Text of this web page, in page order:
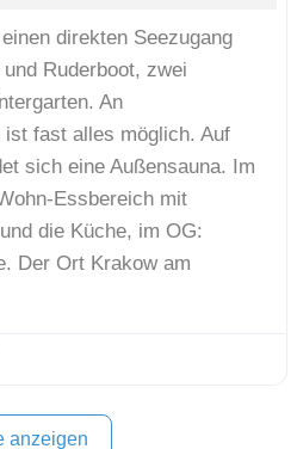
direkten Seezugang
Ruderboot, zwei
An
fast alles möglich. Auf
sich eine Außensauna. Im
Essbereich mit
die Küche, im OG:
Der Ort Krakow am
anzeigen